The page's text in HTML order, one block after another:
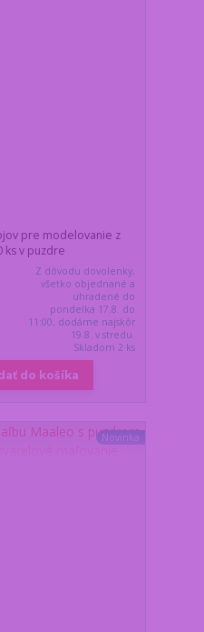
pre modelovanie z
ks v puzdre
Z dôvodu dovolenky,
všetko objednané a
uhradené do
pondelka 17.8. do
11:00, dodáme najskôr
19.8. v stredu.
Skladom 2 ks
do košíka
Novinka